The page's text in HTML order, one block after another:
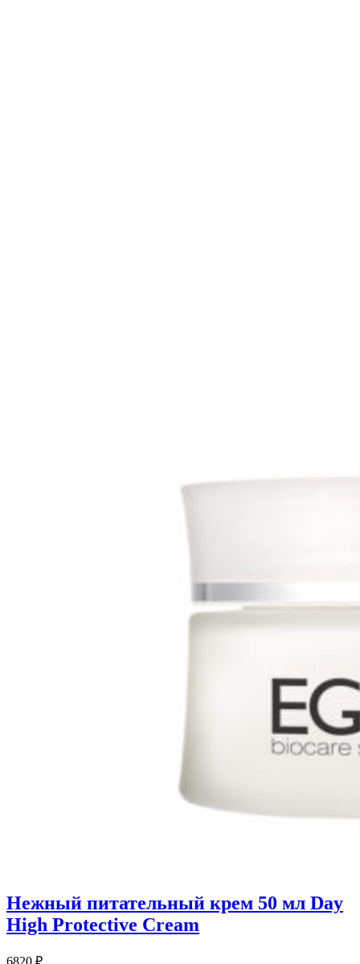
Нежный питательный крем 50 мл Day
High Protective Cream